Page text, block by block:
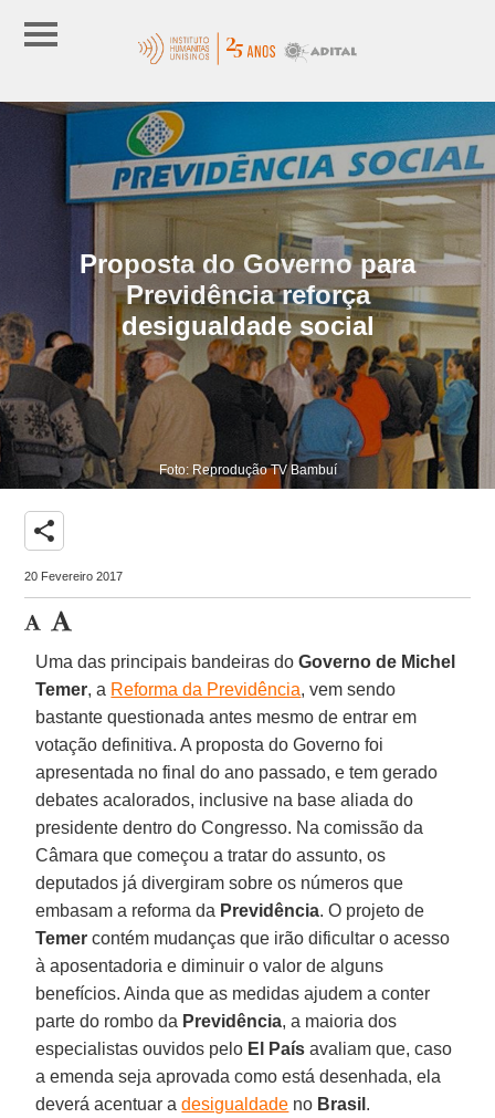
Proposta do Governo para
Previdência reforça
desigualdade social
Foto: Reprodução TV Bambuí
share
20 Fevereiro 2017
Uma das principais bandeiras doGoverno de Michel
Temer, a Reforma da Previdência, vem sendo
bastante questionada antes mesmo de entrar em
votação definitiva. A proposta do Governo foi
apresentada no final do ano passado, e tem gerado
debates acalorados, inclusive na base aliada do
presidente dentro do Congresso. Na comissão da
Câmara que começou a tratar do assunto, os
deputados já divergiram sobre os números que
embasam a reforma da Previdência. O projeto de
Temer contém mudanças que irão dificultar o acesso
à aposentadoria e diminuir o valor de alguns
benefícios. Ainda que as medidas ajudem a conter
parte do rombo da Previdência, a maioria dos
especialistas ouvidos pelo El País avaliam que, caso
a emenda seja aprovada como está desenhada, ela
deverá acentuar adesigualdade no Brasil .